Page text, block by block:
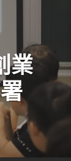
案
布局邊緣智
vs. PyTorch：AI
業